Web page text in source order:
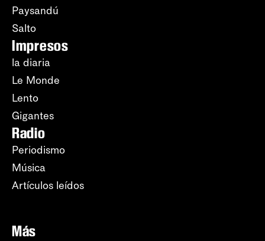
Paysandú
Salto
Impresos
la diaria
Le Monde
Lento
Gigantes
Radio
Periodismo
Música
Artículos leídos
Más